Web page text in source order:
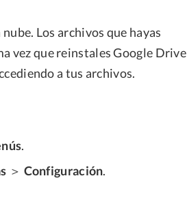
Los archivos que hayas
vez que reinstales Google Drive
a tus archivos.
.
＞ Configuración.